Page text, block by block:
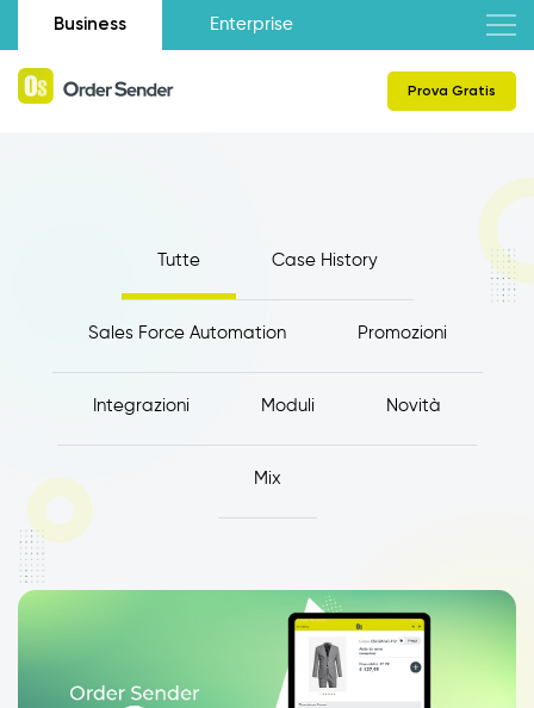
Business Enterprise
Prova Gratis
Tutte Case History
Sales Force Automation Promozioni
Integrazioni Moduli Novità
Mix